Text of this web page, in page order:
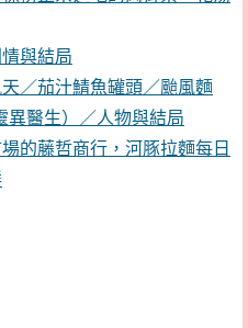
與結局
／茄汁鯖魚罐頭／颱風麵
異醫生）／人物與結局
的藤哲商行，河豚拉麵每日